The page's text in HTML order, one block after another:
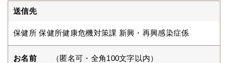
送信先
保健所 保健所健康危機対策課 新興・再興感染症係
お名前 （匿名可・全角100文字以内）